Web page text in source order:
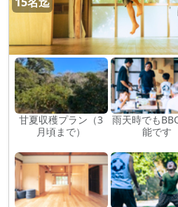
甘夏収穫プラン（3
月頃まで）
雨天時でも
能です